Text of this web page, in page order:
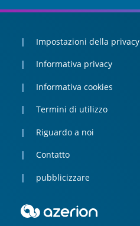
Impostazioni della privacy
Informativa privacy
Informativa cookies
Termini di utilizzo
Riguardo a noi
Contatto
pubblicizzare